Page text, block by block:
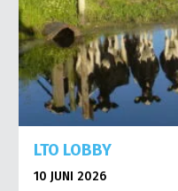
LTO LOBBY
10 JUNI 2026